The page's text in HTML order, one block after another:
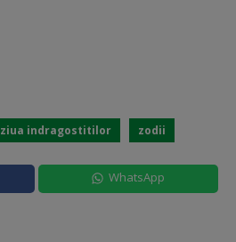
ziua indragostitilor zodii
WhatsApp